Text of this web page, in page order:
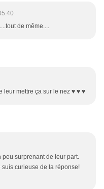
de même....
leur mettre ça sur le nez ♥ ♥ ♥
peu surprenant de leur part.
suis curieuse de la réponse!